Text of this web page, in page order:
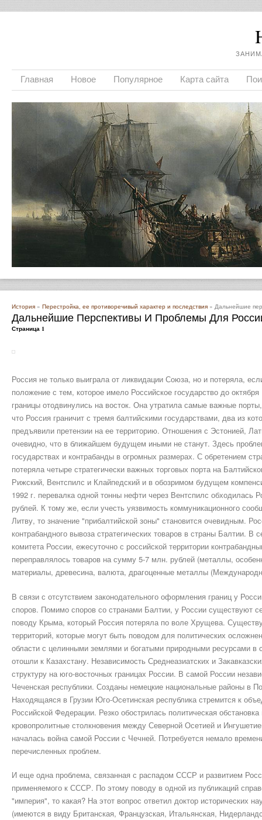
Главная Новое Популярное Карта сайта
История » Перестройка, ее противоречивый характер и последствия » Дальнейшие
Дальнейшие Перспективы И Проблемы Для
Страница 1
Россия не только выиграла от ликвидации Союза, но и потеряла,
положение с тем, которое имело Российское государство до
границы отодвинулись на восток. Она утратила самые важные
что Россия граничит с тремя балтийскими государствами, два из
предъявили претензии на ее территорию. Отношения с Эстонией,
очевидно, что в ближайшем будущем иными не станут. Здесь
государствах и контрабанды в огромных размерах. С обретением
потеряла четыре стратегически важных торговых порта на
Рижский, Вентспилс и Клайпедский и в обозримом будущем
1992 г. перевалка одной тонны нефти через Вентспилс
рублей. К тому же, если учесть уязвимость коммуникационного
Литву, то значение "прибалтийской зоны" становится очевидным.
контра­бандного вывоза стратегических товаров в страны Балтии. В
комитета России, ежесуточно с российской территории
переправлялось товаров на сумму 5-7 млн. рублей (металлы,
материалы, древесина, валюта, драгоценные металлы
В связи с отсутствием законодательного оформления границ у
споров. Помимо споров со странами Балтии, у России существуют
поводу Крыма, который Россия потеряла по воле Хрущева.
территорий, которые могут быть поводом для политических
области с целинными землями и богатыми природными ресурсами в
отошли к Казахстану. Независимость Среднеазиатских и
структуру на юго-восточных границах России. В самой России
Чеченская республики. Созданы немецкие национальные районы в
Находящаяся в Грузии Юго-Осетинская республика стремится к
Российской Федерации. Резко обострилась политическая
кровопролитные столкновения между Северной Осетией и
началась война самой России с Чечней. Потребуется немало
перечисленных проблем.
И еще одна проблема, связанная с распадом СССР и развитием
применяемого к СССР. По этому поводу в одной из публикаций
"империя", то какая? На этот вопрос ответил доктор исторических
(имеются в виду Британская, Французская, Итальянская,